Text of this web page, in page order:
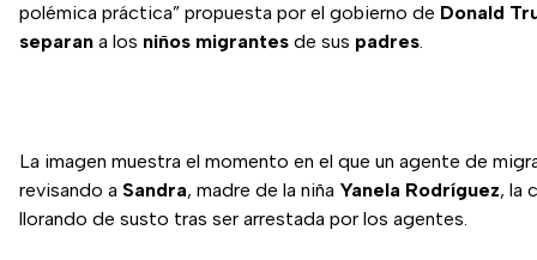
polémica práctica” propuesta por el gobierno de Donald
separan a los niños migrantes de sus padres.
La imagen muestra el momento en el que un agente de
revisando a Sandra, madre de la niña Yanela Rodríguez, la
llorando de susto tras ser arrestada por los agentes.